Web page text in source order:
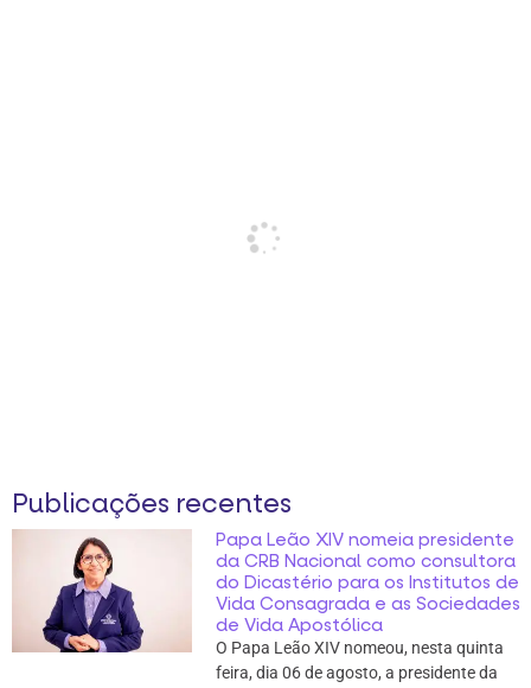
Publicações recentes
Papa Leão XIV nomeia presidente
da CRB Nacional como consultora
do Dicastério para os Institutos de
Vida Consagrada e as Sociedades
de Vida Apostólica
O Papa Leão XIV nomeou, nesta quinta
feira, dia 06 de agosto, a presidente da